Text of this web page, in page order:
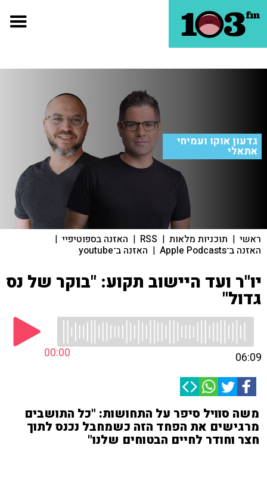
גדעון אוקו ועמיחי
אתאלי
ראשי | תוכניות מלאות |
RSS
| האזנה בספוטיפיי |
האזנה ב־Apple Podcasts | האזנה ב־youtube
יו"ר ועד היישוב תקוע: "בוקר של נס
גדול"
00:00 06:09
משה סוויל סיפר על התחושות: "כל התושבים
מרגישים את הפחד הזה כשמחבל נכנס לתוך
חצר וחודר לחיים הבטוחים שלנו"